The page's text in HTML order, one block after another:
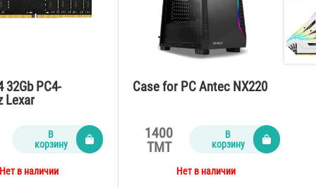
32Gb PC4-
Lexar
В
корзину
Нет в наличии
Case for PC Antec NX220
1400
TMT
В
корзину
Нет в наличии